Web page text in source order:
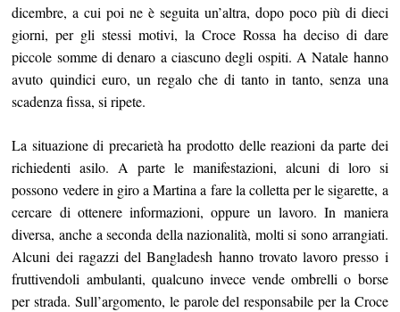
dicembre, a cui poi ne è seguita un’altra, dopo poco più di dieci
giorni, per gli stessi motivi, la Croce Rossa ha deciso di dare
piccole somme di denaro a ciascuno degli ospiti. A Natale hanno
avuto quindici euro, un regalo che di tanto in tanto, senza una
scadenza fissa, si ripete.
La situazione di precarietà ha prodotto delle reazioni da parte dei
richiedenti asilo. A parte le manifestazioni, alcuni di loro si
possono vedere in giro a Martina a fare la colletta per le sigarette, a
cercare di ottenere informazioni, oppure un lavoro. In maniera
diversa, anche a seconda della nazionalità, molti si sono arrangiati.
Alcuni dei ragazzi del Bangladesh hanno trovato lavoro presso i
fruttivendoli ambulanti, qualcuno invece vende ombrelli o borse
per strada. Sull’argomento, le parole del responsabile per la Croce